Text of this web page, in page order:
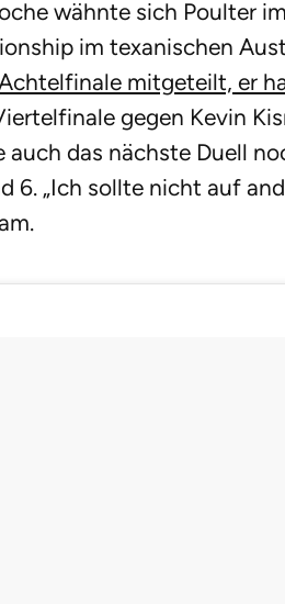
wähnte sich Poulter
im texanischen
mitgeteilt, er
gegen Kevin
auch das nächste Duell
6. „Ich sollte nicht auf